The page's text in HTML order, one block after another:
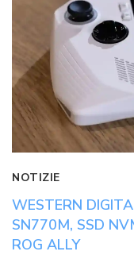
NOTIZIE
WESTERN
SN770M, SSD
ROG ALLY